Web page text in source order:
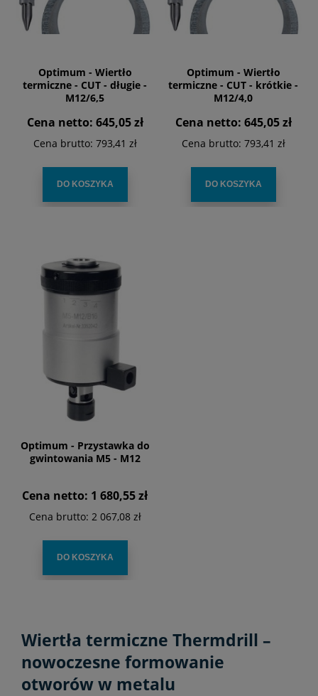
Optimum - Wiertło
termiczne - CUT - długie -
M12/6,5
Cena netto: 645,05 zł
Cena brutto: 793,41 zł
DO KOSZYKA
Optimum - Wiertło
termiczne - CUT - krótkie -
M12/4,0
Cena netto: 645,05 zł
Cena brutto: 793,41 zł
DO KOSZYKA
Optimum - Przystawka do
gwintowania M5 - M12
Cena netto: 1 680,55 zł
Cena brutto: 2 067,08 zł
DO KOSZYKA
Wiertła termiczne Thermdrill –
nowoczesne formowanie
otworów w metalu